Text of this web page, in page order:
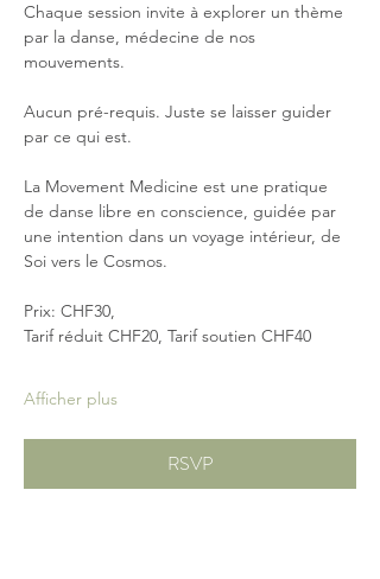
Chaque session invite à explorer un thème
par la danse, médecine de nos
mouvements.
Aucun pré-requis. Juste se laisser guider
par ce qui est.
La Movement Medicine est une pratique
de danse libre en conscience, guidée par
une intention dans un voyage intérieur, de
Soi vers le Cosmos.
Prix: CHF30,
Tarif réduit CHF20, Tarif soutien CHF40
Afficher plus
RSVP